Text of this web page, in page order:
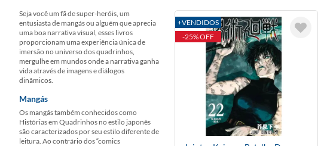
Seja você um fã de super-heróis, um
entusiasta de mangás ou alguém que aprecia
uma boa narrativa visual, esses livros
proporcionam uma experiência única de
imersão no universo dos quadrinhos,
mergulhe em mundos onde a narrativa ganha
vida através de imagens e diálogos
dinâmicos.
Mangás
Os mangás também conhecidos como
Histórias em Quadrinhos no estilo japonês
são caracterizados por seu estilo diferente de
leitura. Ao contrário dos “comics
+VENDIDOS
-25% OFF